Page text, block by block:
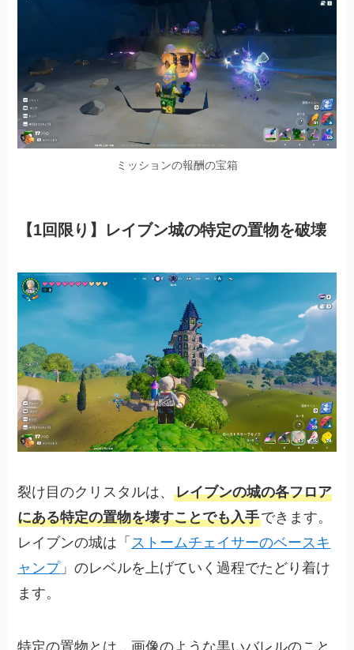
ミッションの報酬の宝箱
【1回限り】レイブン城の特定の置物を破壊
裂け目のクリスタルは、レイブンの城の各フロア
にある特定の置物を壊すことでも入手できます。
レイブンの城は「 ストームチェイサーのベースキ
ャンプ」のレベルを上げていく過程でたどり着け
ます。